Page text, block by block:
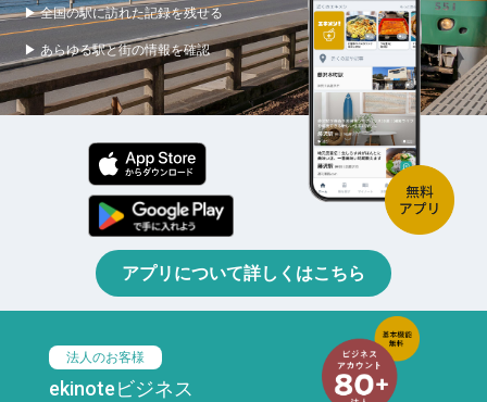
▶ 全国の駅に訪れた記録を残せる
▶ あらゆる駅と街の情報を確認
アプリについて詳しくはこちら
法人のお客様
ekinoteビジネス